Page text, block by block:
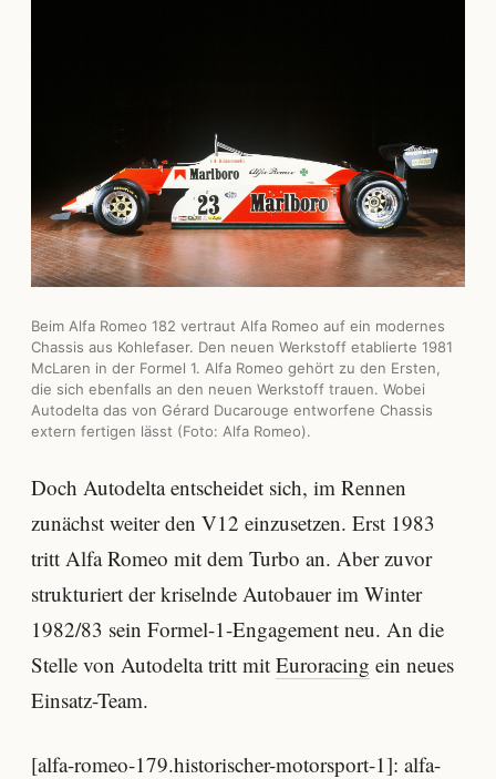
Beim Alfa Romeo 182 vertraut Alfa Romeo auf ein modernes
Chassis aus Kohlefaser. Den neuen Werkstoff etablierte 1981
McLaren in der Formel 1. Alfa Romeo gehört zu den Ersten,
die sich ebenfalls an den neuen Werkstoff trauen. Wobei
Autodelta das von Gérard Ducarouge entworfene Chassis
extern fertigen lässt (Foto: Alfa Romeo).
Doch Autodelta entscheidet sich, im Rennen
zunächst weiter den V12 einzusetzen. Erst 1983
tritt Alfa Romeo mit dem Turbo an. Aber zuvor
strukturiert der kriselnde Autobauer im Winter
1982/83 sein Formel-1-Engagement neu. An die
Stelle von Autodelta tritt mit Euroracing ein neues
Einsatz-Team.
[alfa-romeo-179.historischer-motorsport-1]: alfa-